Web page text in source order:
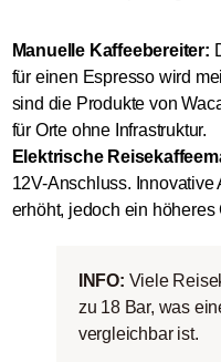
Manuelle Kaffeebereiter:
für einen Espresso wird
sind die Produkte von
für Orte ohne Infrastruktur.
Elektrische
12V-Anschluss.
erhöht, jedoch ein höheres
INFO: Viele
zu 18 Bar, was
vergleichbar ist.